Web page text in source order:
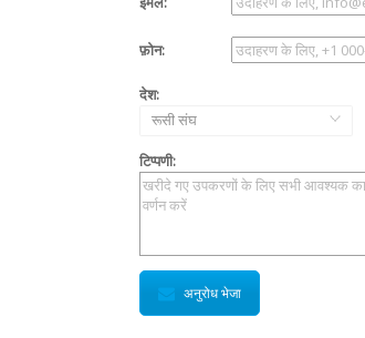
फ़ोन:
देश:
रूसी संघ
टिप्पणी:
अनुरोध भेजा